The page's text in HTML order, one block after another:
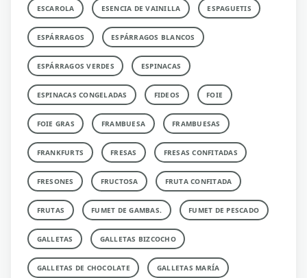
ESCAROLA ESENCIA DE VAINILLA ESPAGUETIS
ESPÁRRAGOS ESPÁRRAGOS BLANCOS
ESPÁRRAGOS VERDES ESPINACAS
ESPINACAS CONGELADAS FIDEOS FOIE
FOIE GRAS FRAMBUESA FRAMBUESAS
FRANKFURTS FRESAS FRESAS CONFITADAS
FRESONES FRUCTOSA FRUTA CONFITADA
FRUTAS FUMET DE GAMBAS. FUMET DE PESCADO
GALLETAS GALLETAS BIZCOCHO
GALLETAS DE CHOCOLATE GALLETAS MARÍA